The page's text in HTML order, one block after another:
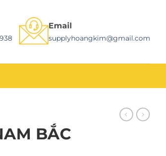
Email
supplyhoangkim@gmail.com
BẮC